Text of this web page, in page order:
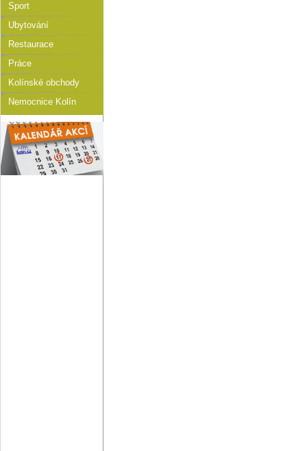
Sport
Ubytování
Restaurace
Práce
Kolínské obchody
Nemocnice Kolín